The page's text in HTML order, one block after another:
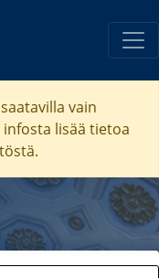
vain
infosta lisää tietoa